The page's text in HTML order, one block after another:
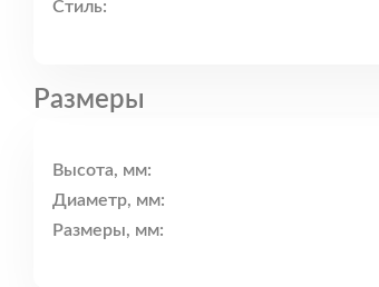
Стиль:
Размеры
Высота, мм:
Диаметр, мм:
Размеры, мм: